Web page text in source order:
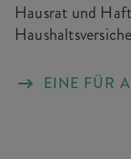
Hausrat und
EINE FÜR